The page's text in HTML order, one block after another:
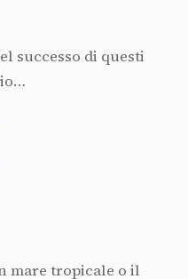
successo di questi
mare tropicale o il